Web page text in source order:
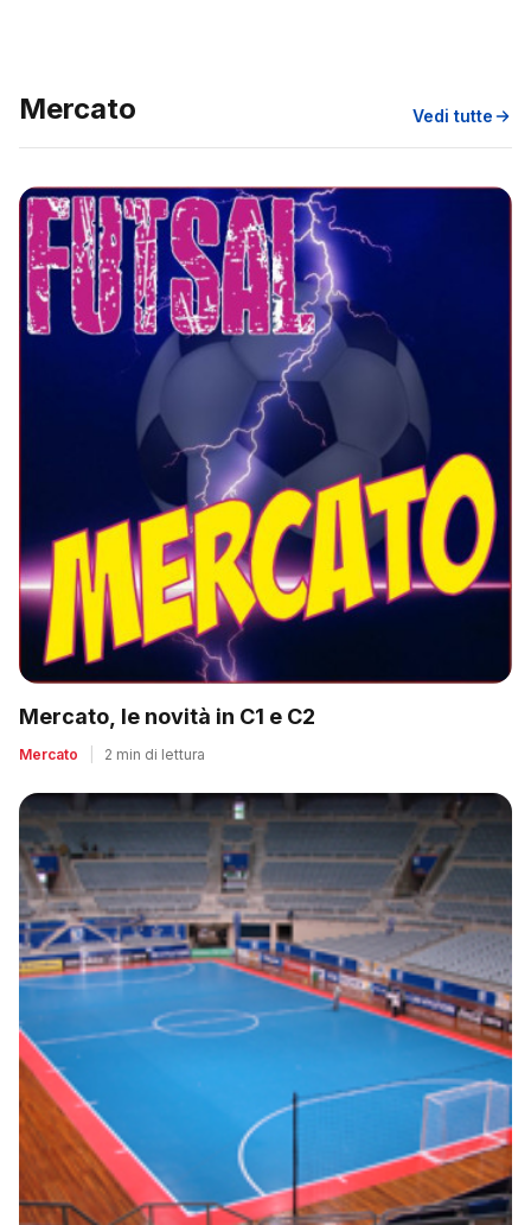
Mercato Vedi tutte
Mercato, le novità in C1 e C2
Mercato 2 min di lettura